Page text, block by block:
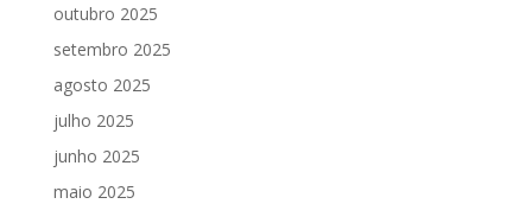
outubro 2025
setembro 2025
agosto 2025
julho 2025
junho 2025
maio 2025